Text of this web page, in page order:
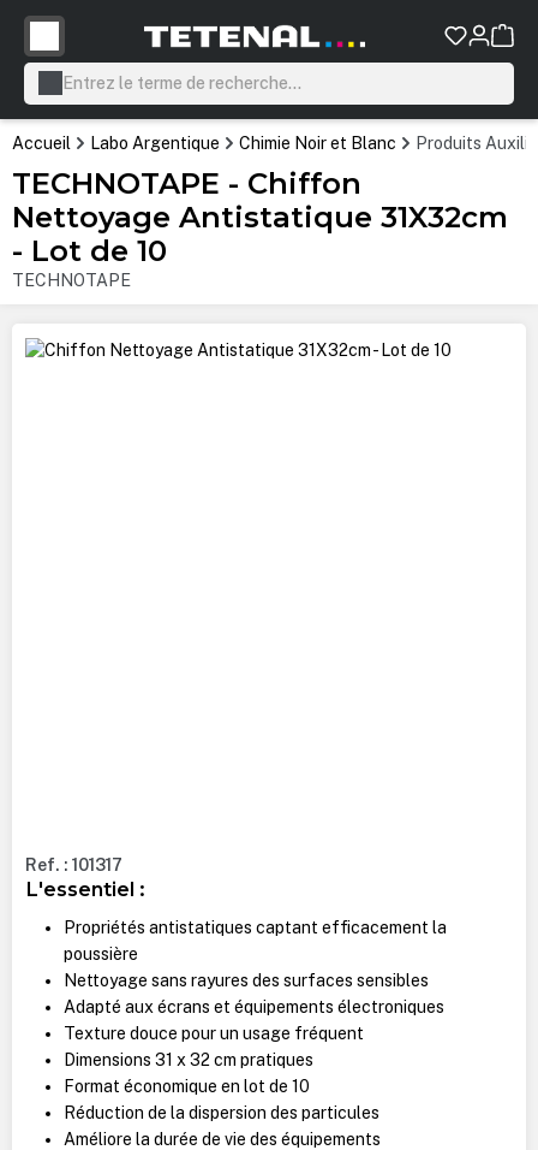
principal
Accueil Labo Argentique Chimie Noir et Blanc Produits
TECHNOTAPE - Chiffon
Nettoyage Antistatique 31X32cm
- Lot de 10
TECHNOTAPE
Ignorer la galerie d'images
Ref. : 101317
L'essentiel :
Propriétés antistatiques captant efficacement la
poussière
Nettoyage sans rayures des surfaces sensibles
Adapté aux écrans et équipements électroniques
Texture douce pour un usage fréquent
Dimensions 31 x 32 cm pratiques
Format économique en lot de 10
Réduction de la dispersion des particules
Améliore la durée de vie des équipements